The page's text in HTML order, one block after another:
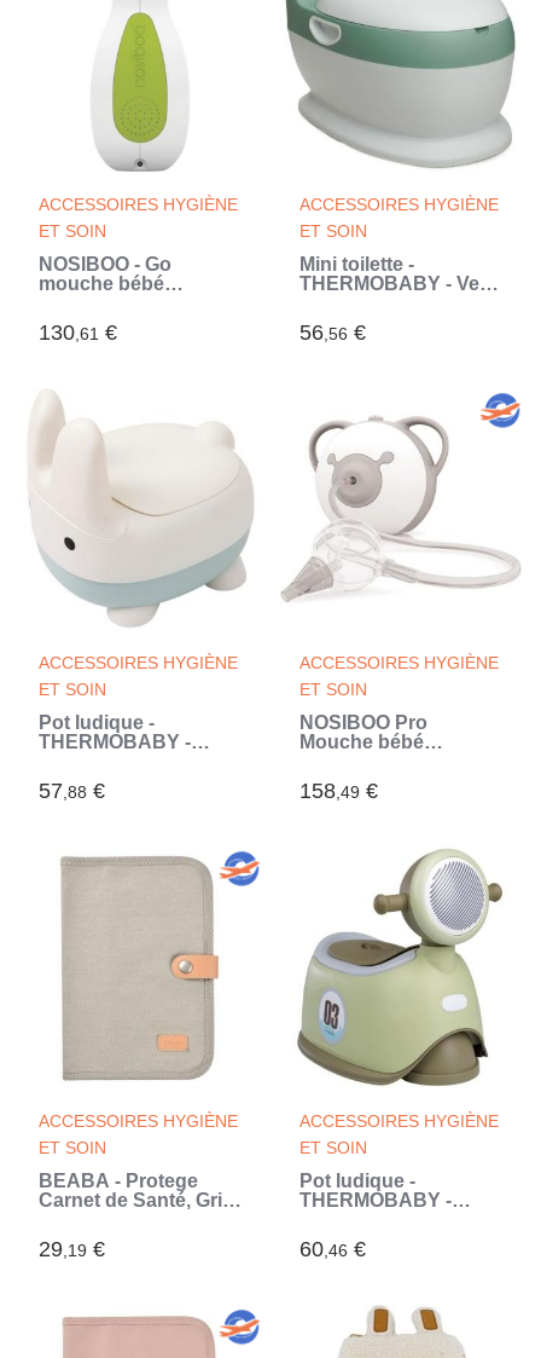
ACCESSOIRES HYGIÈNE
ET SOIN
NOSIBOO - Go
mouche bébé
(Vert)
130,61 €
ACCESSOIRES HYGIÈNE
ET SOIN
Mini toilette -
THERMOBABY - Vert
avec bruit de chasse
d'eau (Vert)
56,56 €
ACCESSOIRES HYGIÈNE
ET SOIN
Pot ludique -
THERMOBABY -
amovible
57,88 €
ACCESSOIRES HYGIÈNE
ET SOIN
NOSIBOO Pro
Mouche bébé
158,49 €
ACCESSOIRES HYGIÈNE
ET SOIN
BÉABA - Protege
Carnet de Santé, Gris
29,19 €
ACCESSOIRES HYGIÈNE
ET SOIN
Pot ludique -
THERMOBABY -
amovible (Vert)
60,46 €